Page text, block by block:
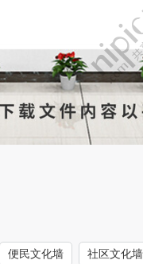
便民文化墙 社区文化墙